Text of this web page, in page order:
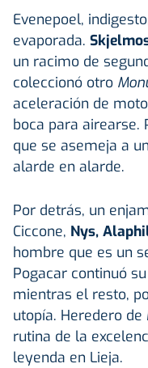
Evenepoel,
evaporada.
un racimo de
coleccionó otro
aceleración de
boca para airearse.
que se asemeja a
alarde en alarde.
Por detrás, un
Ciccone, Nys,
hombre que es un
Pogacar continuó
mientras el resto,
utopía. Heredero
rutina de la
leyenda en Lieja.